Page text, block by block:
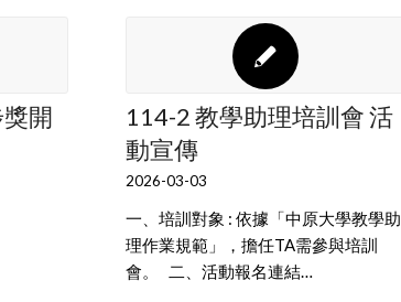
開
114-2 教學助理培訓會 活
動宣傳
2026-03-03
一、培訓對象 : 依據「中原大學教學助
理作業規範」，擔任TA需參與培訓
會。 二、活動報名連結…